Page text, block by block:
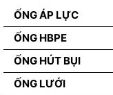
ỐNG ÁP LỰC
ỐNG HBPE
ỐNG HÚT BỤI
ỐNG LƯỚI